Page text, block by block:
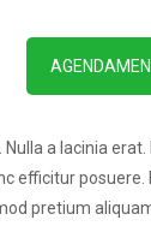
a lacinia
efficitur posuere.
pretium